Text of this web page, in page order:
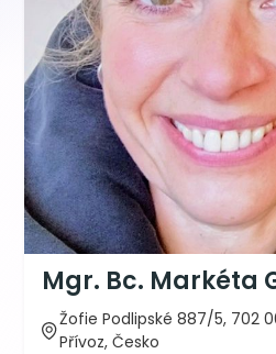
Mgr. Bc. Markéta
Žofie Podlipské 887/5, 702
Přívoz, Česko